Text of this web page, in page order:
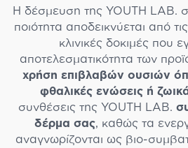
Η δέσμευση της YOUTH LAB.
ποιότητα αποδεικνύεται από
κλινικές δοκιμές που
αποτελεσματικότητα των
χρήση επιβλαβών ουσιών
φθαλικές ενώσεις ή
συνθέσεις της YOUTH LAB.
δέρμα σας, καθώς τα
αναγνωρίζονται ως βιο-